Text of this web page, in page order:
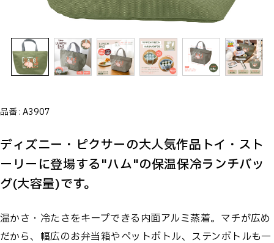
品番 :A3907
ディズニー・ピクサーの大人気作品トイ・スト
ーリーに登場する"ハム"の保温保冷ランチバッ
グ(大容量)です。
温かさ・冷たさをキープできる内面アルミ蒸着。マチが広め
だから、幅広のお弁当箱やペットボトル、ステンボトルも一